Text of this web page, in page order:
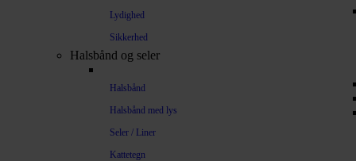
Lydighed
Sikkerhed
Halsbånd og seler
Halsbånd
Halsbånd med lys
Seler / Liner
Kattetegn